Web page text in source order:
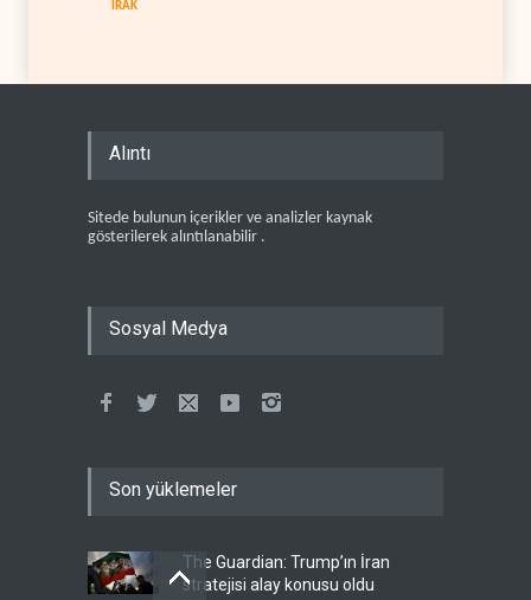
IRAK
Alıntı
Sitede bulunun içerikler ve analizler kaynak
gösterilerek alıntılanabilir .
Sosyal Medya
Son yüklemeler
The Guardian: Trump’ın İran
stratejisi alay konusu oldu